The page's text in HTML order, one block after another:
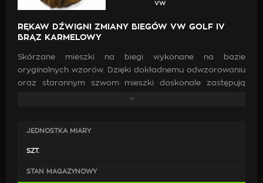
VW
RĘKAW DŹWIGNI ZMIANY BIEGÓW VW GOLF IV
BRĄZ KARMELOWY
Skórzane mieszki na biegi wykonane na bazie
oryginalnych wzorów. Dzięki dokładnemu odwzorowaniu
oraz starannym szwom mieszki doskonale zastępują
oryginalne. Wykonanie ich z wysokiej jakości skóry oraz
się do poprawy estetyki wewnątrz samochodu.
JEDNOSTKA MIARY
SZT.
STAN MAGAZYNOWY